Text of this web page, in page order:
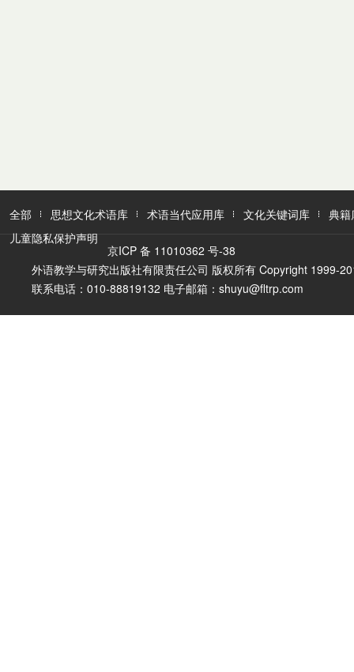
全部 思想文化术语库 术语当代应用库 文化关键词库
典籍
儿童隐私保护声明
京ICP 备 11010362 号-38
外语教学与研究出版社有限责任公司 版权所有 Copyright 1999-
联系电话：010-88819132 电子邮箱：shuyu@fltrp.com